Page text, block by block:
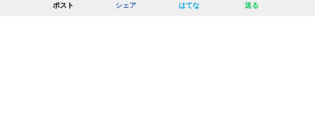
ポスト シェア はてな 送る